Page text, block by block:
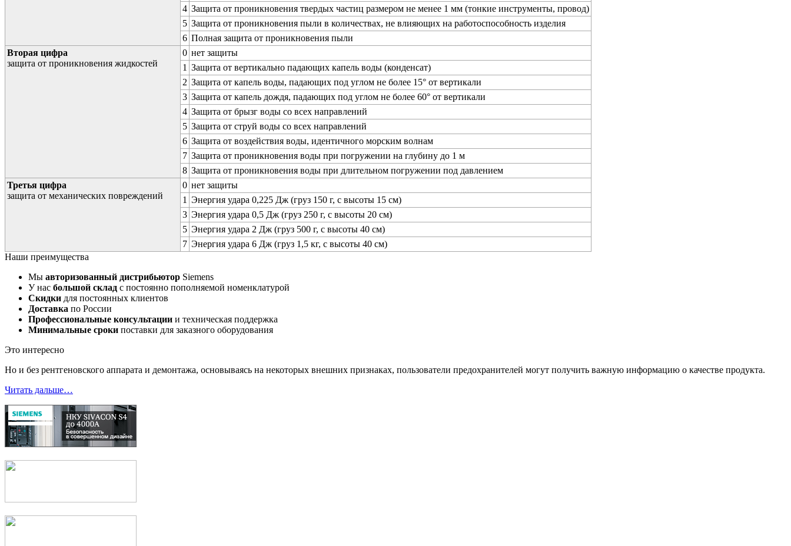
4 Защита от проникновения твердых частиц размером не менее 1 мм (тонкие инструменты, провод)
5 Защита от проникновения пыли в количествах, не влияющих на работоспособность изделия
6 Полная защита от проникновения пыли
Вторая цифра
защита от проникновения жидкостей
0 нет защиты
1 Защита от вертикально падающих капель воды (конденсат)
2 Защита от капель воды, падающих под углом не более 15° от вертикали
3 Защита от капель дождя, падающих под углом не более 60° от вертикали
4 Защита от брызг воды со всех направлений
5 Защита от струй воды со всех направлений
6 Защита от воздействия воды, идентичного морским волнам
7 Защита от проникновения воды при погружении на глубину до 1 м
8 Защита от проникновения воды при длительном погружении под давлением
Третья цифра
защита от механических повреждений
0 нет защиты
1 Энергия удара 0,225 Дж (груз 150 г, с высоты 15 см)
3 Энергия удара 0,5 Дж (груз 250 г, с высоты 20 см)
5 Энергия удара 2 Дж (груз 500 г, с высоты 40 см)
7 Энергия удара 6 Дж (груз 1,5 кг, с высоты 40 см)
Наши преимущества
Мы авторизованный дистрибьютор Siemens
У нас большой склад с постоянно пополняемой номенклатурой
Скидки для постоянных клиентов
Доставка по России
Профессиональные консультации и техническая поддержка
Минимальные сроки поставки для заказного оборудования
Это интересно
Но и без рентгеновского аппарата и демонтажа, основываясь на некоторых внешних признаках, пользователи предохранителей могут получить важную информацию о качестве продукта.
Читать дальше…